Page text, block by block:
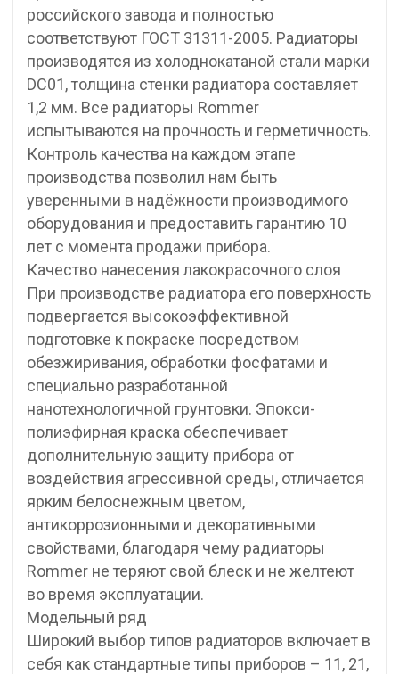
российского завода и полностью
соответствуют ГОСТ 31311-2005. Радиаторы
производятся из холоднокатаной стали марки
DC01, толщина стенки радиатора составляет
1,2 мм. Все радиаторы Rommer
испытываются на прочность и герметичность.
Контроль качества на каждом этапе
производства позволил нам быть
уверенными в надёжности производимого
оборудования и предоставить гарантию 10
лет с момента продажи прибора.
Качество нанесения лакокрасочного слоя
При производстве радиатора его поверхность
подвергается высокоэффективной
подготовке к покраске посредством
обезжиривания, обработки фосфатами и
специально разработанной
нанотехнологичной грунтовки. Эпокси-
полиэфирная краска обеспечивает
дополнительную защиту прибора от
воздействия агрессивной среды, отличается
ярким белоснежным цветом,
антикоррозионными и декоративными
свойствами, благодаря чему радиаторы
Rommer не теряют свой блеск и не желтеют
во время эксплуатации.
Модельный ряд
Широкий выбор типов радиаторов включает в
себя как стандартные типы приборов – 11, 21,